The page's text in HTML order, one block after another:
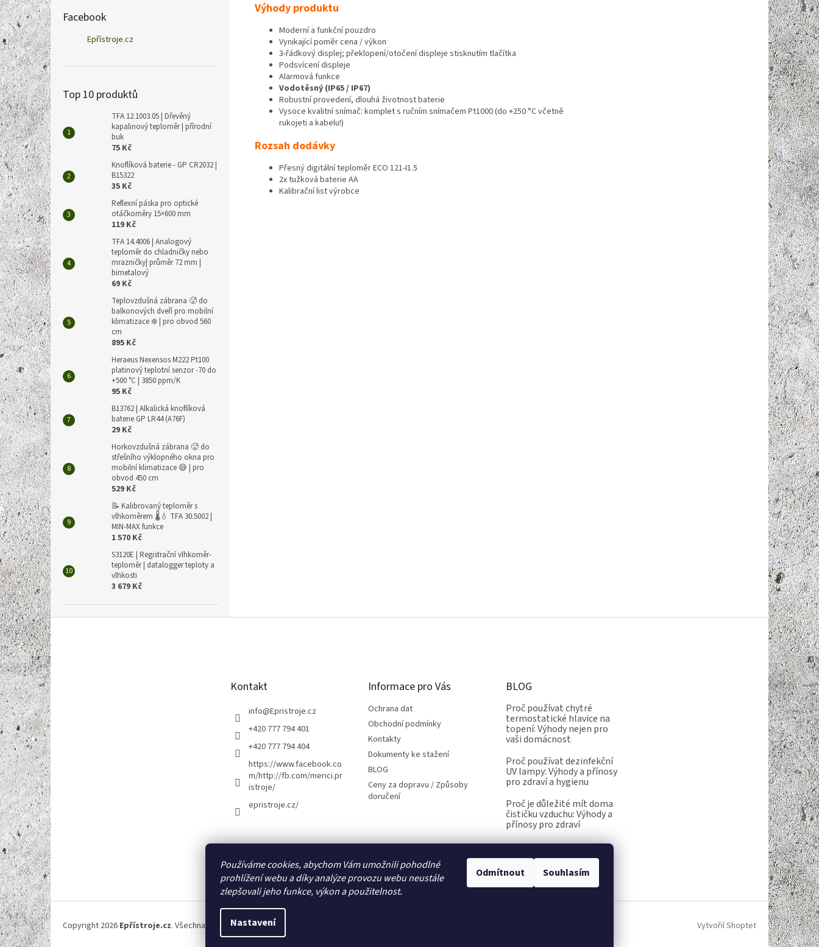
Používáme cookies, abychom Vám umožnili pohodlné
prohlížení webu a díky analýze provozu webu neustále
zlepšovali jeho funkce, výkon a použitelnost.
Nastavení
Odmítnout Souhlasím
Facebook
Epřístroje.cz
Top 10 produktů
TFA 12.1003.05 | Dřevěný
kapalinový teploměr | přírodní
buk
75 Kč
Knoflíková baterie - GP CR2032 |
B15322
35 Kč
Reflexní páska pro optické
otáčkoměry 15×600 mm
119 Kč
TFA 14.4006 | Analogový
teploměr do chladničky nebo
mrazničky| průměr 72 mm |
bimetalový
69 Kč
Teplovzdušná zábrana 🥵 do
balkonových dveří pro mobilní
klimatizace ❄️ | pro obvod 560
cm
895 Kč
Heraeus Nexensos M222 Pt100
platinový teplotní senzor -70 do
+500 °C | 3850 ppm/K
95 Kč
B13762 | Alkalická knoflíková
baterie GP LR44 (A76F)
29 Kč
Horkovzdušná zábrana 🥵 do
střešního výklopného okna pro
mobilní klimatizace 😅 | pro
obvod 450 cm
529 Kč
📝 Kalibrovaný teploměr s
vlhkoměrem 🌡️💧 TFA 30.5002 |
MIN-MAX funkce
1 570 Kč
S3120E | Registrační vlhkoměr-
teploměr | datalogger teploty a
vlhkosti
3 679 Kč
Výhody produktu
Moderní a funkční pouzdro
Vynikající poměr cena / výkon
3-řádkový displej; překlopení/otočení displeje stisknutím tlačítka
Podsvícení displeje
Alarmová funkce
Vodotěsný (IP65 / IP67)
Robustní provedení, dlouhá životnost baterie
Vysoce kvalitní snímač: komplet s ručním snímačem Pt1000 (do +250 °C včetně
rukojeti a kabelu!)
Rozsah dodávky
Přesný digitální teploměr ECO 121-I1.5
2x tužková baterie AA
Kalibrační list výrobce
Z
á
p
a
t
í Kontakt
info@Epristroje.cz
+420 777 794 401
+420 777 794 404
https://www.facebook.co
m/http://fb.com/merici.pr
istroje/
epristroje.cz/
Informace pro Vás
Ochrana dat
Obchodní podmínky
Kontakty
Dokumenty ke stažení
BLOG
Ceny za dopravu / Způsoby
doručení
BLOG
Proč používat chytré
termostatické hlavice na
topení: Výhody nejen pro
vaši domácnost
Proč používat dezinfekční
UV lampy: Výhody a přínosy
pro zdraví a hygienu
Proč je důležité mít doma
čističku vzduchu: Výhody a
přínosy pro zdraví
Kalibrace.info meteostanice.cz
Vytvořil Shoptet
Copyright 2026 Epřístroje.cz. Všechna práva vyhrazena.Upravit nastavení cookies